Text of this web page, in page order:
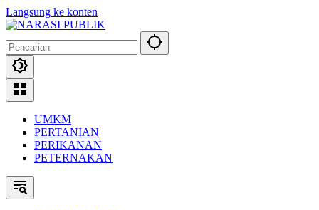
Langsung ke konten
UMKM
PERTANIAN
PERIKANAN
PETERNAKAN